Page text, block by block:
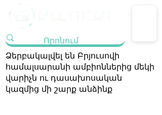
Ձերբակալվել են Բրյուսովի
համալսարանի ամբիոններից մեկի
վարիչն ու դասախոսական
կազմից մի շարք անձինք